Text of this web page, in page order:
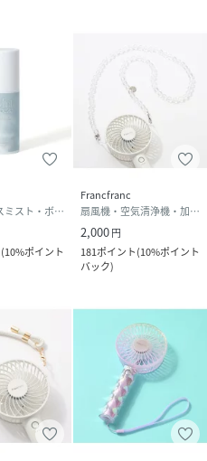
フレグランスミスト・ボディミスト
(10%ポイント
Francfranc
扇風機・空気清浄機・加湿器
2,000円
181ポイント(10%ポイント
バック)